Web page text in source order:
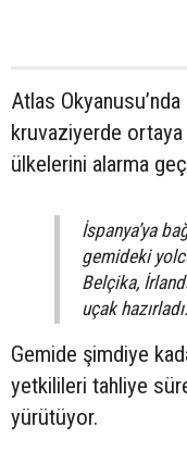
Atlas
kruvaziyerde ortaya
ülkelerini alarma
İspanya’ya
gemideki
Belçika,
uçak hazırladı.
Gemide şimdiye
yetkilileri tahliye
yürütüyor.